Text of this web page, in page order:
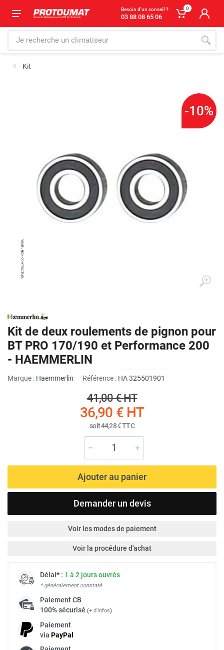
Besoin d'un conseil ?
03 88 08 65 06
0
Kit
-10%
Kit de deux roulements de pignon pour
BT PRO 170/190 et Performance 200
- HAEMMERLIN
Marque : Haemmerlin Référence : HA 325501901
41,00 €HT
36,90 €HT
soit44,28 €TTC
Ajouter au panier
Demander un devis
Voir les modes de paiement
Voir la procédure d'achat
Délai* : 1 à 2 jours ouvrés
* généralement constaté
PaiementCB
100% sécurisé (+ d'infos)
Paiement
via PayPal